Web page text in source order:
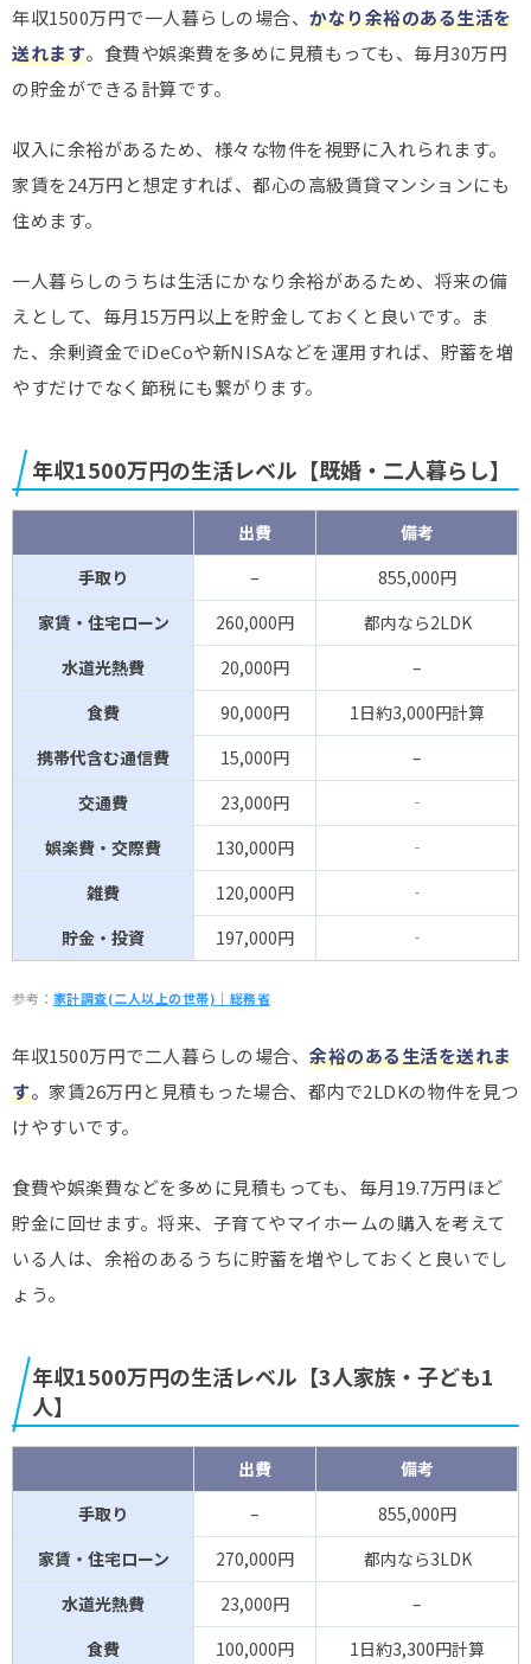
年収1500万円で一人暮らしの場合、 かなり余裕のある生活を
送れます。食費や娯楽費を多めに見積もっても、毎月30万円
の貯金ができる計算です。
収入に余裕があるため、様々な物件を視野に入れられます。
家賃を24万円と想定すれば、都心の高級賃貸マンションにも
住めます。
一人暮らしのうちは生活にかなり余裕があるため、将来の備
えとして、毎月15万円以上を貯金しておくと良いです。ま
た、余剰資金でiDeCoや新NISAなどを運用すれば、貯蓄を増
やすだけでなく節税にも繋がります。
年収1500万円の生活レベル【既婚・二人暮らし】
出費
備考
手取り
–
855,000円
家賃・住宅ローン
260,000円
都内なら2LDK
水道光熱費
20,000円
–
食費
90,000円
1日約3,000円計算
携帯代含む通信費
15,000円
–
交通費
23,000円
‐
娯楽費・交際費
130,000円
‐
雑費
120,000円
‐
貯金・投資
197,000円 ‐
参考： 家計調査(二人以上の世帯)｜総務省
年収1500万円で二人暮らしの場合、 余裕のある生活を送れま
す。家賃26万円と見積もった場合、都内で2LDKの物件を見つ
けやすいです。
食費や娯楽費などを多めに見積もっても、毎月19.7万円ほど
貯金に回せます。将来、子育てやマイホームの購入を考えて
いる人は、余裕のあるうちに貯蓄を増やしておくと良いでし
ょう。
年収1500万円の生活レベル【3人家族・子ども1
人】
出費
備考
手取り
–
855,000円
家賃・住宅ローン
270,000円
都内なら3LDK
水道光熱費
23,000円
–
食費
100,000円 1日約3,300円計算